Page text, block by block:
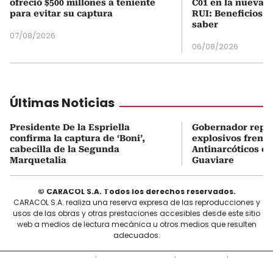
ofreció $500 millones a teniente
para evitar su captura
07/08/2026
C01 en la nueva
RUI: Beneficios
saber
06/08/2026
Últimas Noticias
Presidente De la Espriella
confirma la captura de ‘Boni’,
cabecilla de la Segunda
Marquetalia
Gobernador
explosivos frente
Antinarcóticos
Guaviare
© CARACOL S.A. Todos los derechos reservados.
CARACOL S.A. realiza una reserva expresa de las reproducciones y
usos de las obras y otras prestaciones accesibles desde este sitio
web a medios de lectura mecánica u otros medios que resulten
adecuados.